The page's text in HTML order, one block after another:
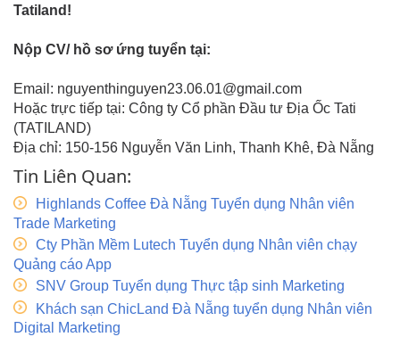
Tatiland!
Nộp CV/ hồ sơ ứng tuyển tại:
Email: nguyenthinguyen23.06.01@gmail.com
Hoặc trực tiếp tại: Công ty Cổ phần Đầu tư Địa Ốc Tati
(TATILAND)
Địa chỉ: 150-156 Nguyễn Văn Linh, Thanh Khê, Đà Nẵng
Tin Liên Quan:
Highlands Coffee Đà Nẵng Tuyển dụng Nhân viên
Trade Marketing
Cty Phần Mềm Lutech Tuyển dụng Nhân viên chạy
Quảng cáo App
SNV Group Tuyển dụng Thực tập sinh Marketing
Khách sạn ChicLand Đà Nẵng tuyển dụng Nhân viên
Digital Marketing